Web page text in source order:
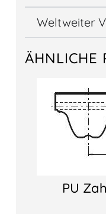
Weltweiter
ÄHNLICHE
PU